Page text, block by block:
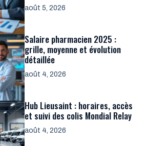
août 5, 2026
Salaire pharmacien 2025 :
grille, moyenne et évolution
détaillée
août 4, 2026
Hub Lieusaint : horaires, accès
et suivi des colis Mondial Relay
août 4, 2026